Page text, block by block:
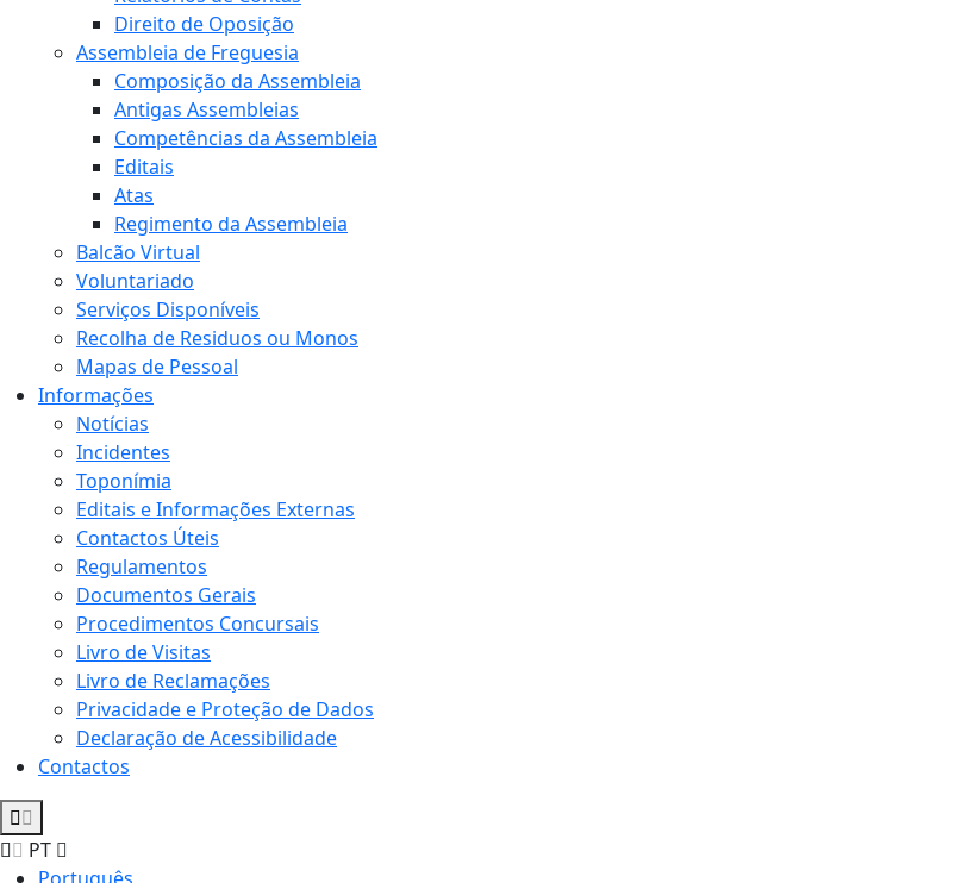
Direito de Oposição
Assembleia de Freguesia
Composição da Assembleia
Antigas Assembleias
Competências da Assembleia
Editais
Atas
Regimento da Assembleia
Balcão Virtual
Voluntariado
Serviços Disponíveis
Recolha de Residuos ou Monos
Mapas de Pessoal
Informações
Notícias
Incidentes
Toponímia
Editais e Informações Externas
Contactos Úteis
Regulamentos
Documentos Gerais
Procedimentos Concursais
Livro de Visitas
Livro de Reclamações
Privacidade e Proteção de Dados
Declaração de Acessibilidade
Contactos
PT